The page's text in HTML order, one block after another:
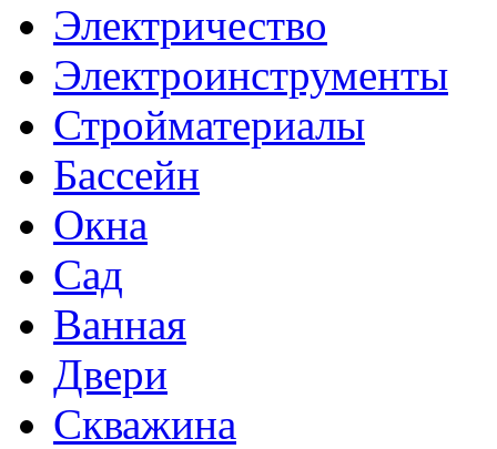
Электричество
Электроинструменты
Стройматериалы
Бассейн
Окна
Сад
Ванная
Двери
Скважина